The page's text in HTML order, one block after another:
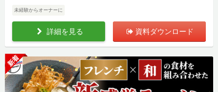
未経験からオーナーに
詳細を見る 資料ダウンロード
新着